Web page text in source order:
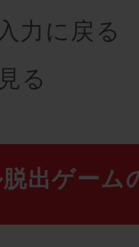
力に戻る
る
出ゲーム